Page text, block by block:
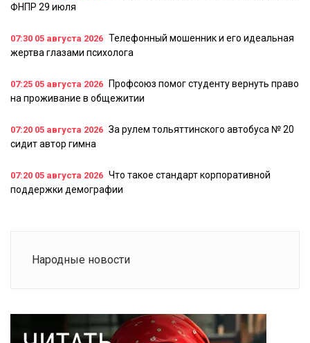
ФНПР 29 июля
07:30 05 августа 2026 Телефонный мошенник и его идеальная
жертва глазами психолога
07:25 05 августа 2026
Профсоюз помог студенту вернуть право
на проживание в общежитии
07:20 05 августа 2026 За рулем тольяттинского автобуса № 20
сидит автор гимна
07:20 05 августа 2026 Что такое стандарт корпоративной
поддержки демографии
Народные новости